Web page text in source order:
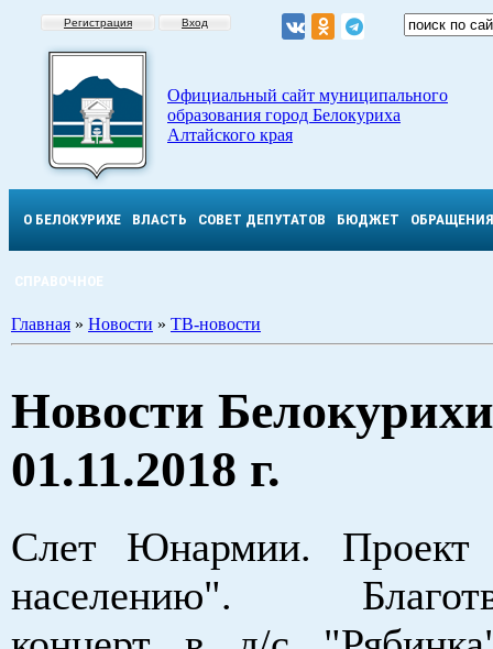
Регистрация Вход
Официальный сайт муниципального
образования город Белокуриха
Алтайского края
О БЕЛОКУРИХЕ ВЛАСТЬ СОВЕТ ДЕПУТАТОВ БЮДЖЕТ ОБРАЩЕНИЯ
СПРАВОЧНОЕ
Главная » Новости » ТВ-новости
Новости
01.11.2018 г.
Слет Юнармии.
населению".